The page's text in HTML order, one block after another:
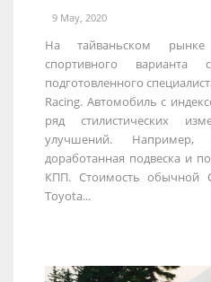
9 May, 2020
На тайваньском
спортивного варианта
подготовленного
Racing. Автомобиль с
ряд стилистических
улучшений.
доработанная подвеска и
КПП. Стоимость обычной
Toyota...